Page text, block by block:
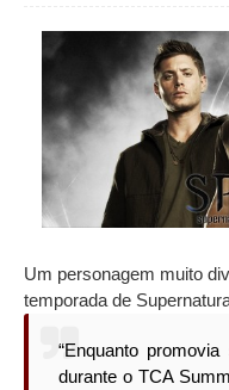
Um personagem muito
temporada de
“Enquanto
durante o TCA